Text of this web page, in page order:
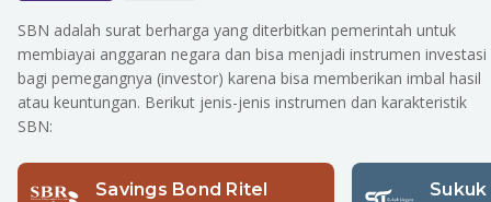
SBN adalah surat berharga yang diterbitkan pemerintah untuk
membiayai anggaran negara dan bisa menjadi instrumen investasi
bagi pemegangnya (investor) karena bisa memberikan imbal hasil
atau keuntungan. Berikut jenis-jenis instrumen dan karakteristik
SBN:
Savings Bond Ritel